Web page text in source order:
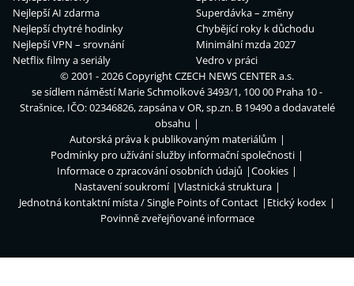
Nejlepší AI zdarma
Nejlepší chytré hodinky
Nejlepší VPN – srovnání
Netflix filmy a seriály
Superdávka – změny
Chybějící roky k důchodu
Minimální mzda 2027
Vedro v práci
© 2001 - 2026 CopyrightCZECH NEWS CENTER a.s.
se sídlem náměstí Marie Schmolkové 3493/1, 100 00 Praha 10 -
Strašnice, IČO: 02346826, zapsána v OR, sp.zn. B 19490 a dodavatelé
obsahu
Autorská práva k publikovaným materiálům
Podmínky pro užívání služby informační společnosti
Informace o zpracování osobních údajů
Cookies
Nastavení soukromí
Vlastnická struktura
Jednotná kontaktní místa / Single Points of Contact
Etický kodex
Povinně zveřejňované informace